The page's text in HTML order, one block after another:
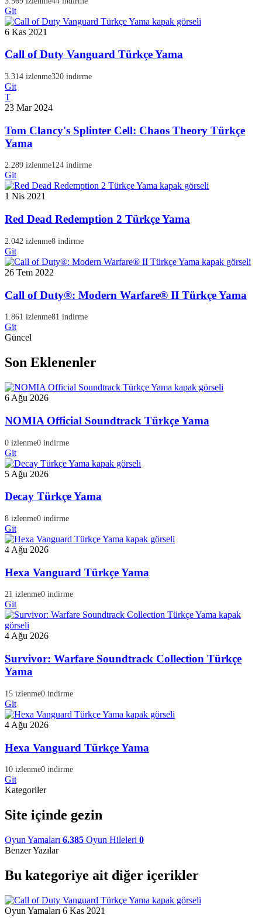
Git
6 Kas 2021
Call of Duty Vanguard Türkçe Yama
3.314 izlenme320 indirme
Git
T
23 Mar 2024
Tom Clancy's Splinter Cell: Chaos Theory Türkçe
Yama
2.289 izlenme124 indirme
Git
1 Nis 2021
Red Dead Redemption 2 Türkçe Yama
2.042 izlenme8 indirme
Git
26 Tem 2022
Call of Duty®: Modern Warfare® II Türkçe Yama
1.861 izlenme81 indirme
Git
Güncel
Son Eklenenler
6 Ağu 2026
NOMIA Official Soundtrack Türkçe Yama
0 izlenme0 indirme
Git
5 Ağu 2026
Decay Türkçe Yama
8 izlenme0 indirme
Git
4 Ağu 2026
Hexa Vanguard Türkçe Yama
21 izlenme0 indirme
Git
4 Ağu 2026
Survivor: Warfare Soundtrack Collection Türkçe
Yama
15 izlenme0 indirme
Git
4 Ağu 2026
Hexa Vanguard Türkçe Yama
10 izlenme0 indirme
Git
Kategoriler
Site içinde gezin
Oyun Yamaları 6.385 Oyun Hileleri 0
Benzer Yazılar
Bu kategoriye ait diğer içerikler
Oyun Yamaları 6 Kas 2021